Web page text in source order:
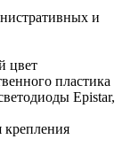
и
цвет
пластика
Epistar,